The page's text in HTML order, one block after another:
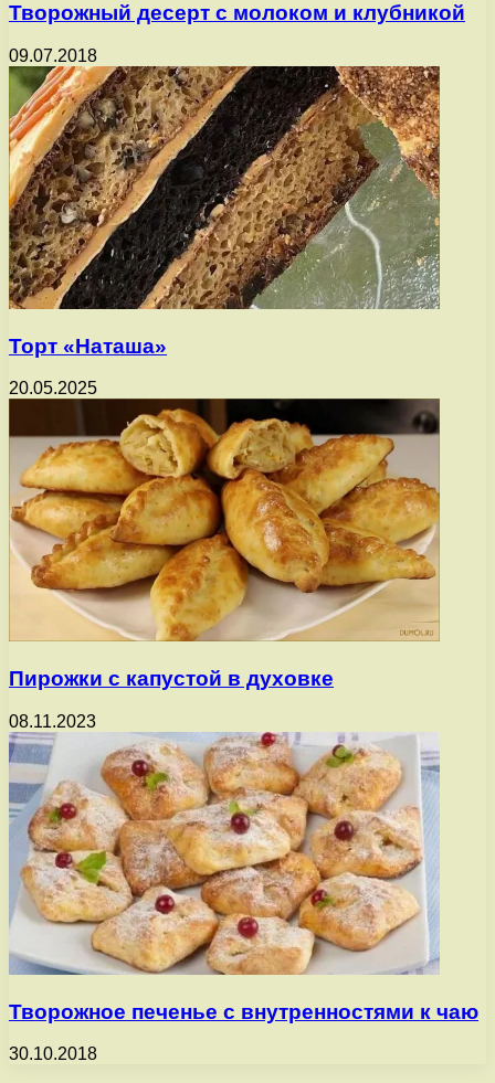
Творожный десерт с молоком и клубникой
09.07.2018
Торт «Наташа»
20.05.2025
Пирожки с капустой в духовке
08.11.2023
Творожное печенье с внутренностями к чаю
30.10.2018